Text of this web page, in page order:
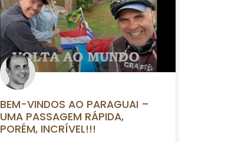
BEM-VINDOS AO PARAGUAI –
UMA PASSAGEM RÁPIDA,
PORÉM, INCRÍVEL!!!